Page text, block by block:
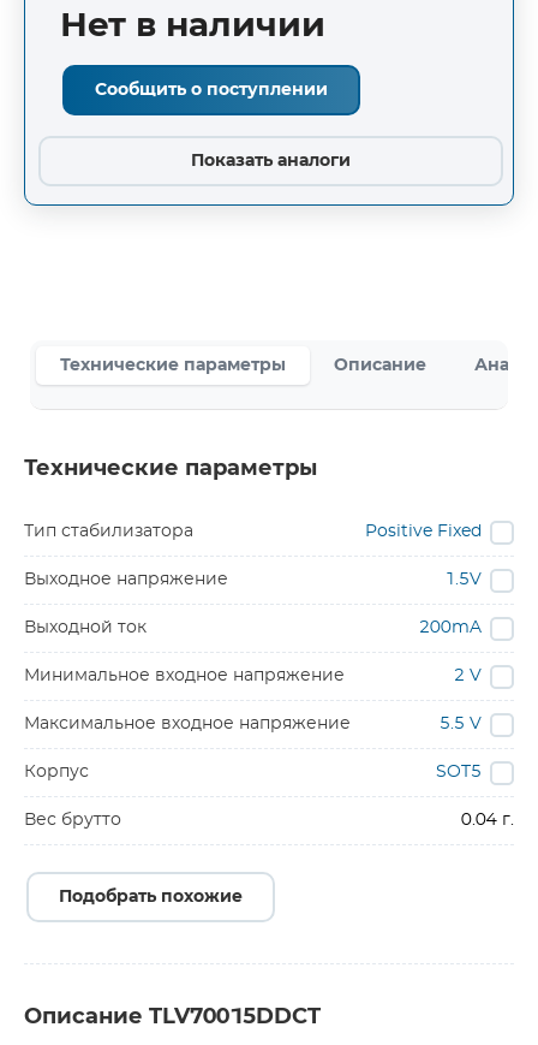
Нет в наличии
Сообщить о поступлении
Показать аналоги
Технические параметры Описание
Технические параметры
Тип стабилизатора Positive Fixed
Выходное напряжение 1.5V
Выходной ток 200mA
Минимальное входное напряжение 2 V
Максимальное входное напряжение 5.5 V
Корпус SOT5
Вес брутто 0.04 г.
Подобрать похожие
Описание TLV70015DDCT